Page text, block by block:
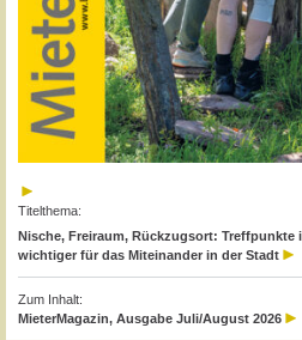
Titelthema:
Nische, Freiraum, Rückzugsort:
wichtiger für das Miteinander in der Stadt
Zum Inhalt:
MieterMagazin, Ausgabe Juli/August 2026